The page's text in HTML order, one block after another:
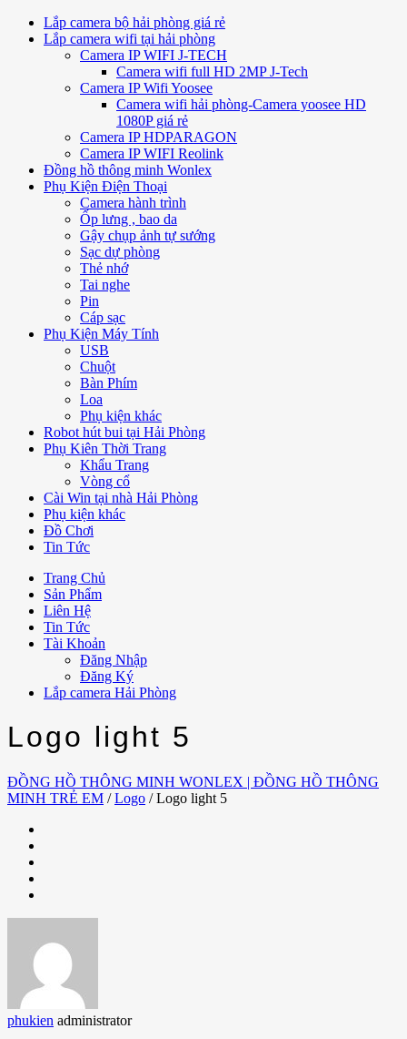
Lắp camera bộ hải phòng giá rẻ
Lắp camera wifi tại hải phòng
Camera IP WIFI J-TECH
Camera wifi full HD 2MP J-Tech
Camera IP Wifi Yoosee
Camera wifi hải phòng-Camera yoosee HD
1080P giá rẻ
Camera IP HDPARAGON
Camera IP WIFI Reolink
Đồng hồ thông minh Wonlex
Phụ Kiện Điện Thoại
Camera hành trình
Ốp lưng , bao da
Gậy chụp ảnh tự sướng
Sạc dự phòng
Thẻ nhớ
Tai nghe
Pin
Cáp sạc
Phụ Kiện Máy Tính
USB
Chuột
Bàn Phím
Loa
Phụ kiện khác
Robot hút bui tại Hải Phòng
Phụ Kiên Thời Trang
Khẩu Trang
Vòng cổ
Cài Win tại nhà Hải Phòng
Phụ kiện khác
Đồ Chơi
Tin Tức
Trang Chủ
Sản Phẩm
Liên Hệ
Tin Tức
Tài Khoản
Đăng Nhập
Đăng Ký
Lắp camera Hải Phòng
Logo light 5
ĐỒNG HỒ THÔNG MINH WONLEX | ĐỒNG HỒ THÔNG
MINH TRẺ EM / Logo / Logo light 5
phukien administrator